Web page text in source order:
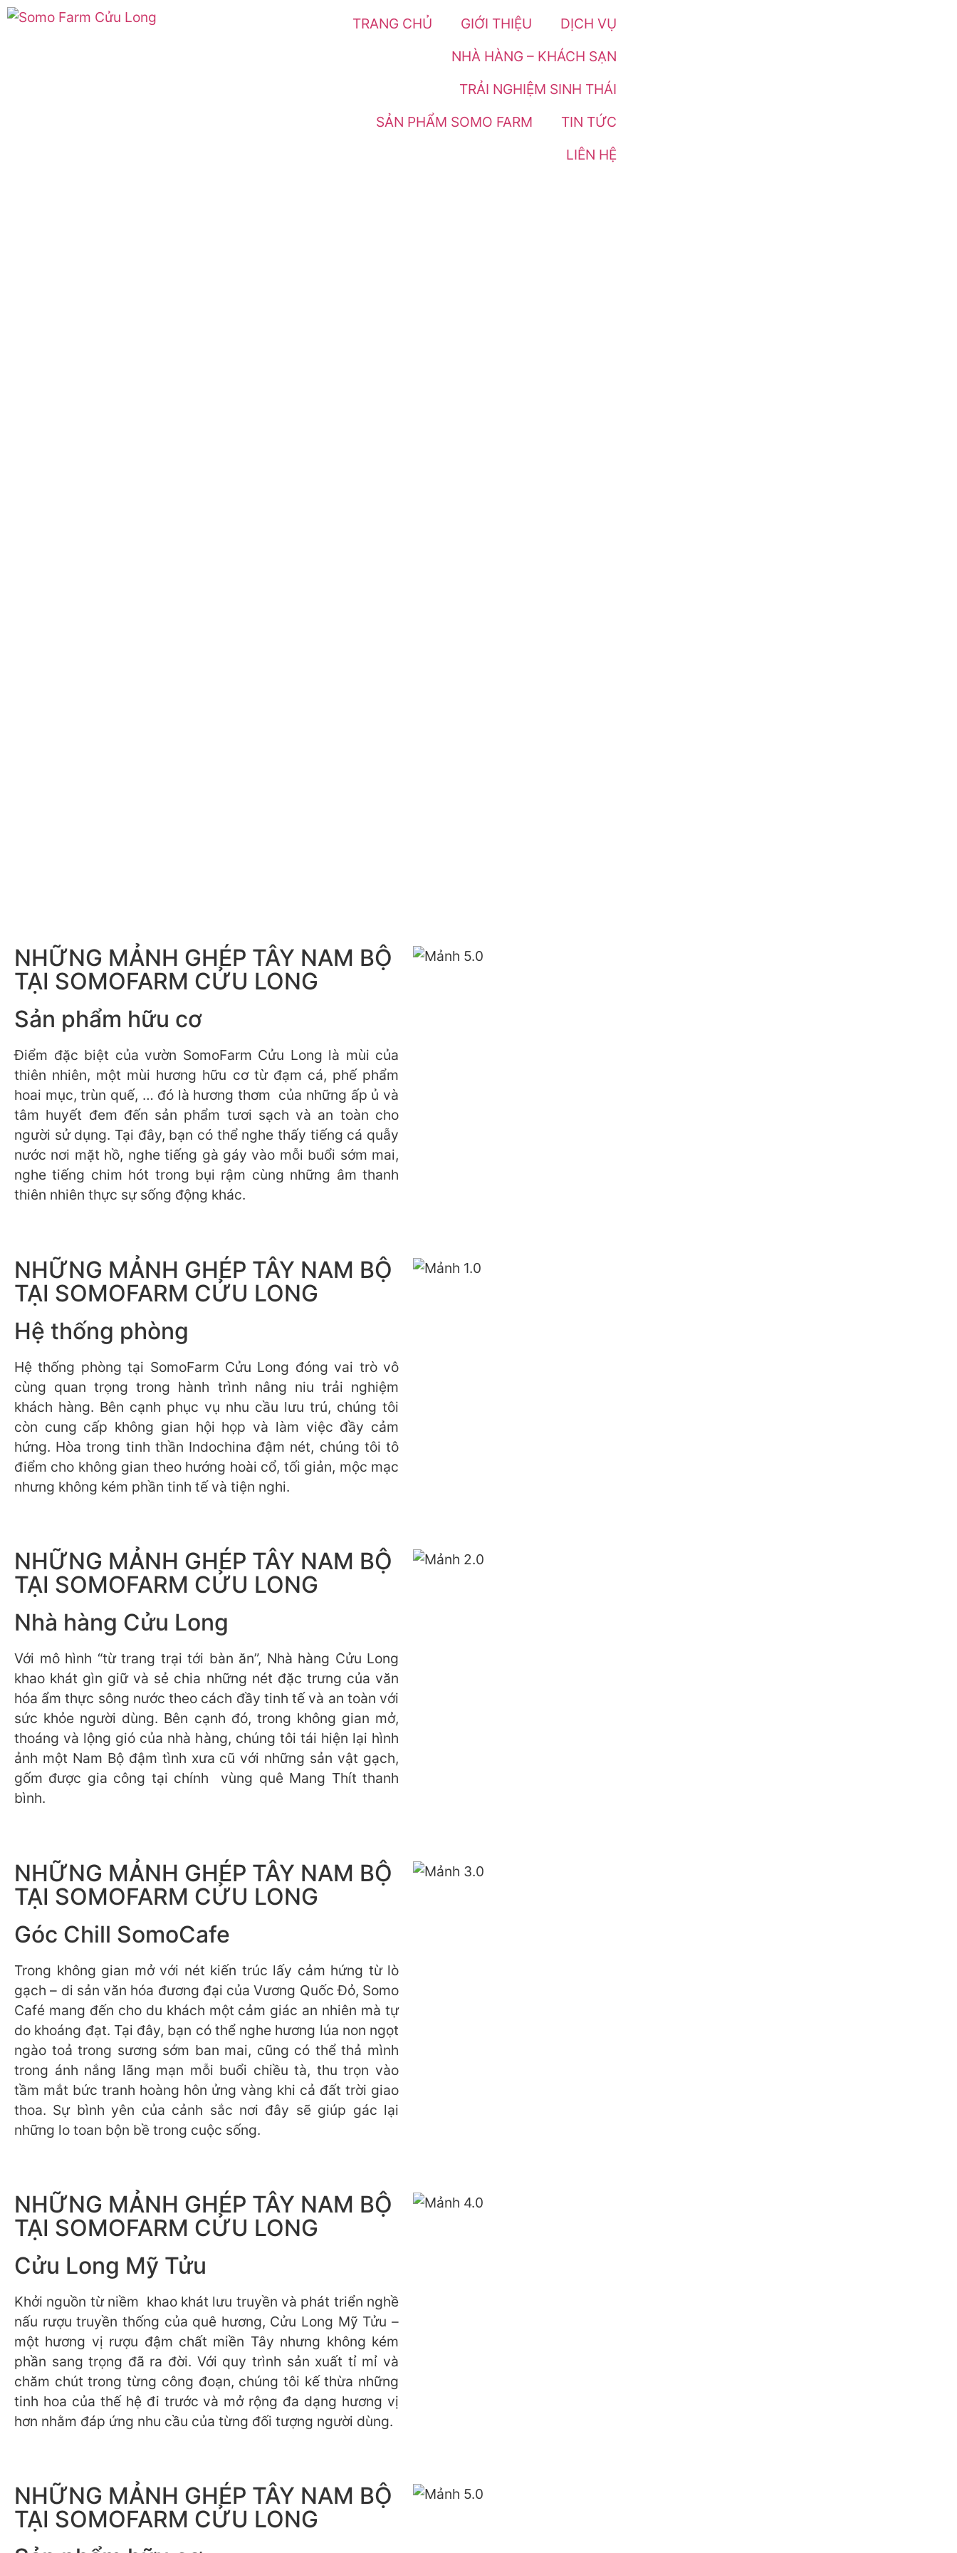
TRANG CHỦ GIỚI THIỆU
DỊCH VỤ
NHÀ HÀNG – KHÁCH SẠN
TRẢI NGHIỆM SINH THÁI
SẢN PHẨM SOMO FARM
TIN TỨC
LIÊN HỆ
NHỮNG MẢNH GHÉP TÂY NAM BỘ
TẠI SOMOFARM CỬU LONG
Sản phẩm hữu cơ
Điểm đặc biệt của vườn SomoFarm Cửu Long là mùi của
thiên nhiên, một mùi hương hữu cơ từ đạm cá, phế phẩm
hoai mục, trùn quế, … đó là hương thơm của những ấp ủ và
tâm huyết đem đến sản phẩm tươi sạch và an toàn cho
người sử dụng. Tại đây, bạn có thể nghe thấy tiếng cá quẫy
nước nơi mặt hồ, nghe tiếng gà gáy vào mỗi buổi sớm mai,
nghe tiếng chim hót trong bụi rậm cùng những âm thanh
thiên nhiên thực sự sống động khác.
NHỮNG MẢNH GHÉP TÂY NAM BỘ
TẠI SOMOFARM CỬU LONG
Hệ thống phòng
Hệ thống phòng tại SomoFarm Cửu Long đóng vai trò vô
cùng quan trọng trong hành trình nâng niu trải nghiệm
khách hàng. Bên cạnh phục vụ nhu cầu lưu trú, chúng tôi
còn cung cấp không gian hội họp và làm việc đầy cảm
hứng. Hòa trong tinh thần Indochina đậm nét, chúng tôi tô
điểm cho không gian theo hướng hoài cổ, tối giản, mộc mạc
nhưng không kém phần tinh tế và tiện nghi.
NHỮNG MẢNH GHÉP TÂY NAM BỘ
TẠI SOMOFARM CỬU LONG
Nhà hàng Cửu Long
Với mô hình “từ trang trại tới bàn ăn”, Nhà hàng Cửu Long
khao khát gìn giữ và sẻ chia những nét đặc trưng của văn
hóa ẩm thực sông nước theo cách đầy tinh tế và an toàn với
sức khỏe người dùng. Bên cạnh đó, trong không gian mở,
thoáng và lộng gió của nhà hàng, chúng tôi tái hiện lại hình
ảnh một Nam Bộ đậm tình xưa cũ với những sản vật gạch,
gốm được gia công tại chính vùng quê Mang Thít thanh
bình.
NHỮNG MẢNH GHÉP TÂY NAM BỘ
TẠI SOMOFARM CỬU LONG
Góc Chill SomoCafe
Trong không gian mở với nét kiến trúc lấy cảm hứng từ lò
gạch – di sản văn hóa đương đại của Vương Quốc Đỏ, Somo
Café mang đến cho du khách một cảm giác an nhiên mà tự
do khoáng đạt. Tại đây, bạn có thể nghe hương lúa non ngọt
ngào toả trong sương sớm ban mai, cũng có thể thả mình
trong ánh nắng lãng mạn mỗi buổi chiều tà, thu trọn vào
tầm mắt bức tranh hoàng hôn ửng vàng khi cả đất trời giao
thoa. Sự bình yên của cảnh sắc nơi đây sẽ giúp gác lại
những lo toan bộn bề trong cuộc sống.
NHỮNG MẢNH GHÉP TÂY NAM BỘ
TẠI SOMOFARM CỬU LONG
Cửu Long Mỹ Tửu
Khởi nguồn từ niềm khao khát lưu truyền và phát triển nghề
nấu rượu truyền thống của quê hương, Cửu Long Mỹ Tửu –
một hương vị rượu đậm chất miền Tây nhưng không kém
phần sang trọng đã ra đời. Với quy trình sản xuất tỉ mỉ và
chăm chút trong từng công đoạn, chúng tôi kế thừa những
tinh hoa của thế hệ đi trước và mở rộng đa dạng hương vị
hơn nhằm đáp ứng nhu cầu của từng đối tượng người dùng.
NHỮNG MẢNH GHÉP TÂY NAM BỘ
TẠI SOMOFARM CỬU LONG